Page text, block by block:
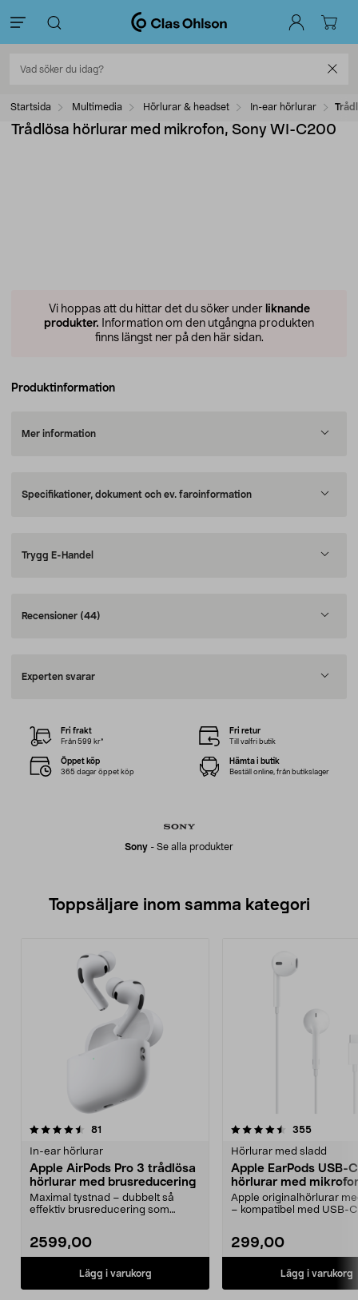
Startsida Multimedia Hörlurar & headset In-ear hörlurar
Trådlösa hörlurar med mikrofon, Sony WI-C200
Vi hoppas att du hittar det du söker under liknande
produkter. Information om den utgångna produkten
finns längst ner på den här sidan.
Produktinformation
Mer information
Specifikationer, dokument och ev. faroinformation
Trygg E-Handel
Recensioner (44)
Experten svarar
Sony - Se alla produkter
Fri frakt
Från 599 kr*
Fri retur
Till valfri butik
Öppet köp
365 dagar öppet köp
Hämta i butik
Beställ online, från butikslager
Toppsäljare inom samma kategori
81
In-ear hörlurar
Apple AirPods Pro 3 trådlösa
hörlurar med brusreducering
Maximal tystnad – dubbelt så
effektiv brusreducering som
2599,00
Lägg i varukorg
4.5 av 5 stjärnor 355
Hörlurar med sladd
Apple EarPods USB-
hörlurar med
Apple originalhörlurar
– kompatibel med USB-
299,00
Lägg i varukorg
4.0 av 5 stjärnor